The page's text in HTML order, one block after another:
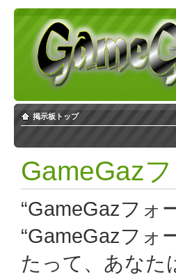
掲示板トップ
GameGaz
“GameGazフォ
“GameGazフォ
たって、あなた